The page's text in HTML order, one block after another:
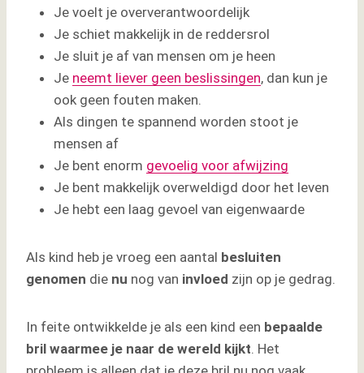
Je voelt je oververantwoordelijk
Je schiet makkelijk in de reddersrol
Je sluit je af van mensen om je heen
Je neemt liever geen beslissingen, dan kun je
ook geen fouten maken.
Als dingen te spannend worden stoot je
mensen af
Je bent enorm gevoelig voor afwijzing
Je bent makkelijk overweldigd door het leven
Je hebt een laag gevoel van eigenwaarde
Als kind heb je vroeg een aantal besluiten
genomen die nu nog van invloed zijn op je gedrag.
In feite ontwikkelde je als een kind een bepaalde
bril waarmee je naar de wereld kijkt. Het